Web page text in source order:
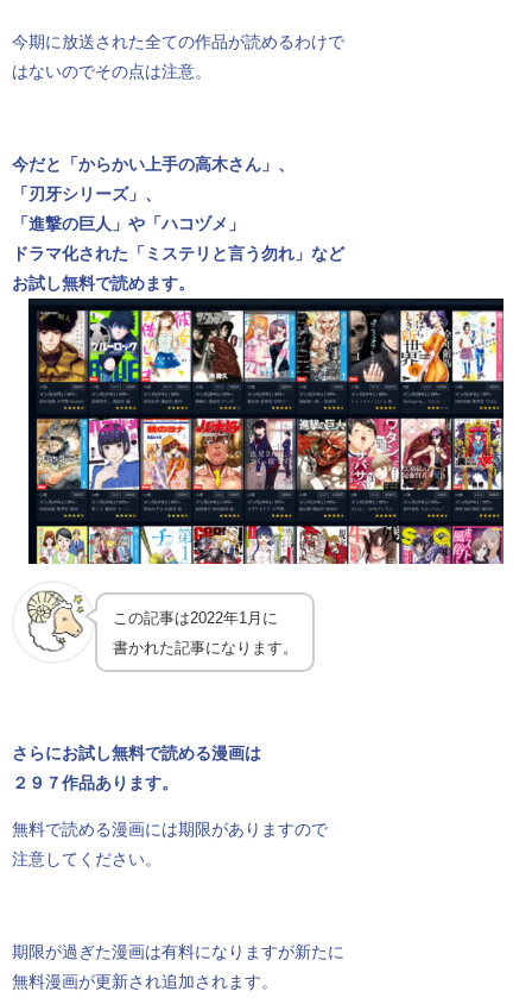
今期に放送された全ての作品が読めるわけで
はないのでその点は注意。
今だと「からかい上手の高木さん」、
「刃牙シリーズ」、
「進撃の巨人」や「ハコヅメ」
ドラマ化された「ミステリと言う勿れ」など
お試し無料で読めます。
この記事は2022年1月に
書かれた記事になります。
さらにお試し無料で読める漫画は
２９７作品あります。
無料で読める漫画には期限がありますので
注意してください。
期限が過ぎた漫画は有料になりますが新たに
無料漫画が更新され追加されます。